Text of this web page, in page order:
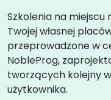
Szkolenia na
Twojej własnej
przeprowadzone w
NobleProg,
tworzących kolejny
użytkownika.